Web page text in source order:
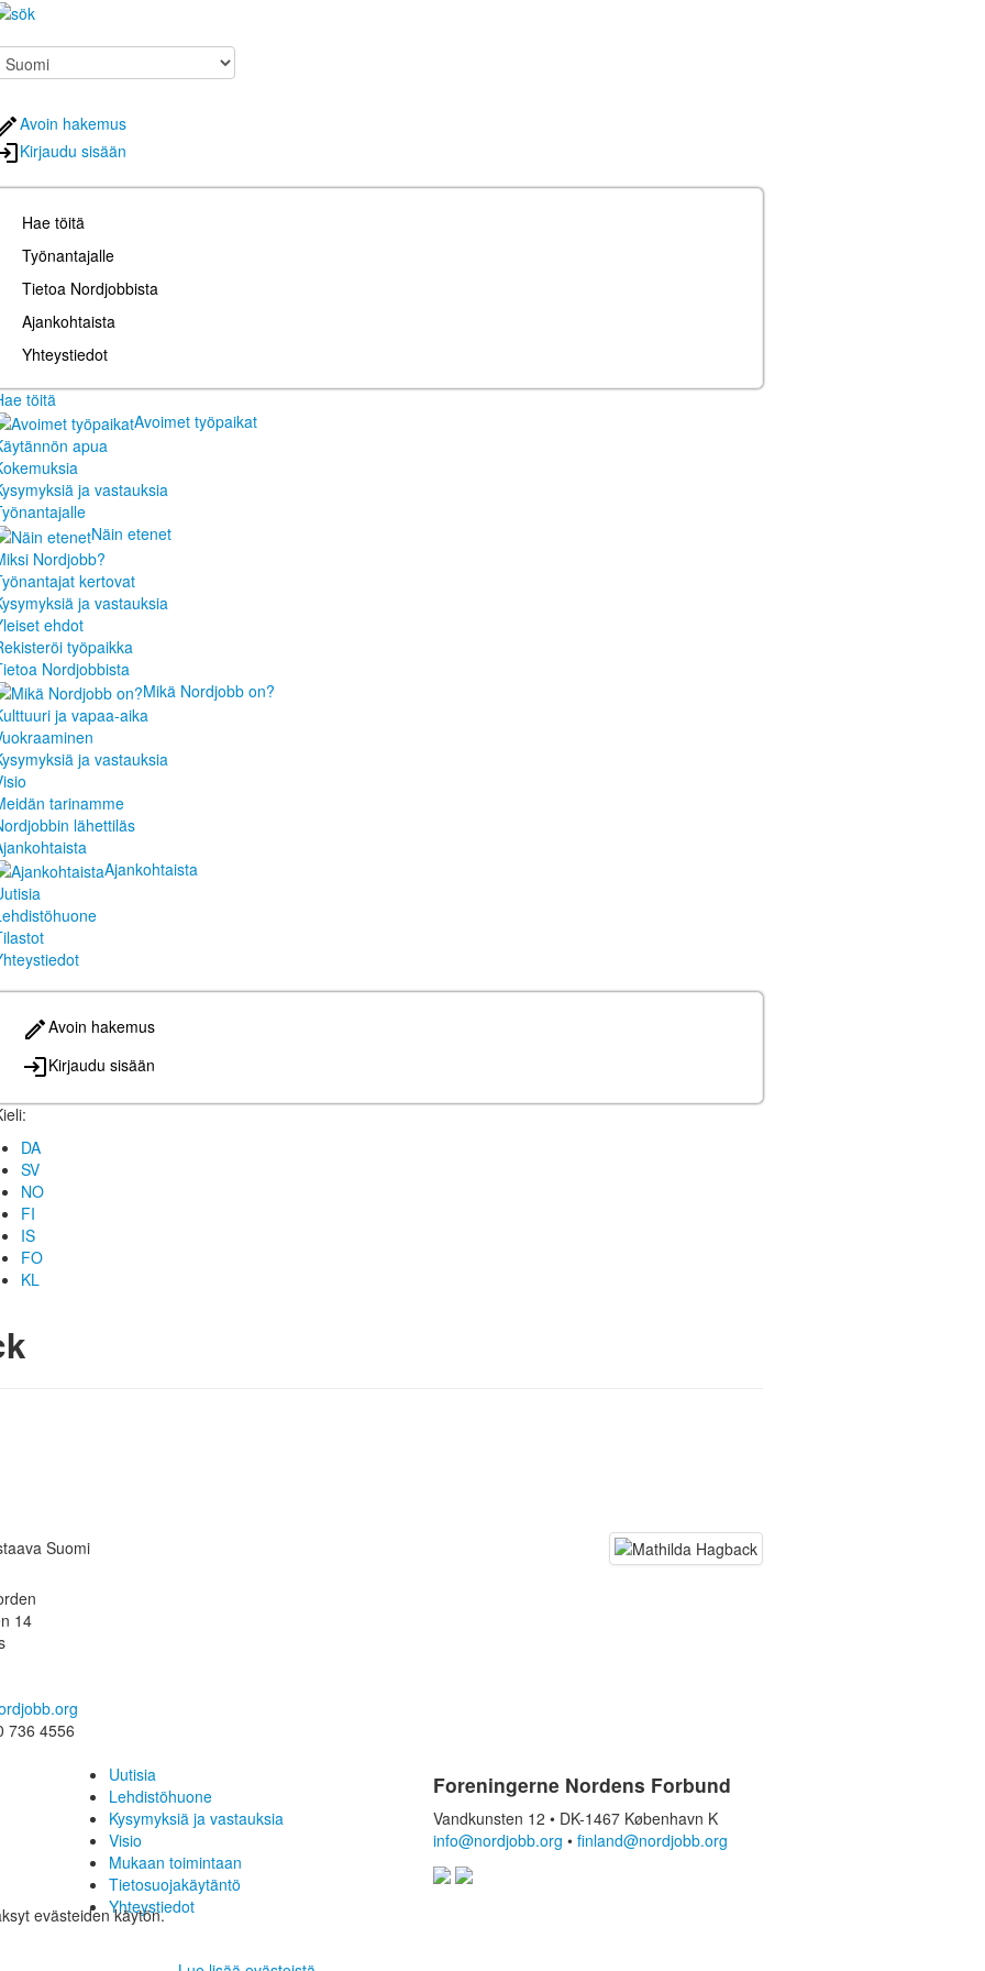
Avoin hakemus
Kirjaudu sisään
Hae töitä
Työnantajalle
Tietoa Nordjobbista
Ajankohtaista
Yhteystiedot
töitä
Avoimet työpaikat
apua
ja vastauksia
Näin etenet
Nordjobb?
kertovat
ja vastauksia
ehdot
työpaikka
Nordjobbista
Mikä Nordjobb on?
ja vapaa-aika
ja vastauksia
tarinamme
lähettiläs
Ajankohtaista
Avoin hakemus
Kirjaudu sisään
DA
SV
NO
FI
IS
FO
KL
Suomi
14
736 4556
Uutisia
Lehdistöhuone
Kysymyksiä ja vastauksia
Visio
Mukaan toimintaan
Tietosuojakäytäntö
Yhteystiedot
Foreningerne Nordens Forbund
Vandkunsten 12 • DK-1467 København K
info@nordjobb.org • finland@nordjobb.org
evästeiden käytön.